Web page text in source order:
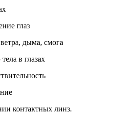
глаз
дыма, смога
в глазах
контактных линз.